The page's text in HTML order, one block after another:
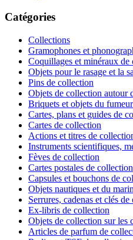
Catégories
Collections
Gramophones et
Coquillages et minéraux de
Objets pour le rasage et la
Pins de collection
Objets de collection autour
Briquets et objets du
Cartes, plans et guides de
Cartes de collection
Actions et titres de
Instruments scientifiques,
Fèves de collection
Cartes postales de collection
Capsules et bouchons de
Objets nautiques et du
Serrures, cadenas et clés
Ex-libris de collection
Objets de collection sur les
Articles de parfum de